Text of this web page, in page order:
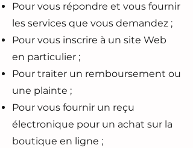
Pour vous répondre et vous fournir
les services que vous demandez ;
Pour vous inscrire à un site Web
en particulier ;
Pour traiter un remboursement ou
une plainte ;
Pour vous fournir un reçu
électronique pour un achat sur la
boutique en ligne ;